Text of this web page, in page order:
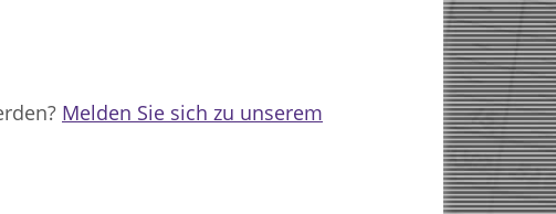
Melden Sie sich zu unserem